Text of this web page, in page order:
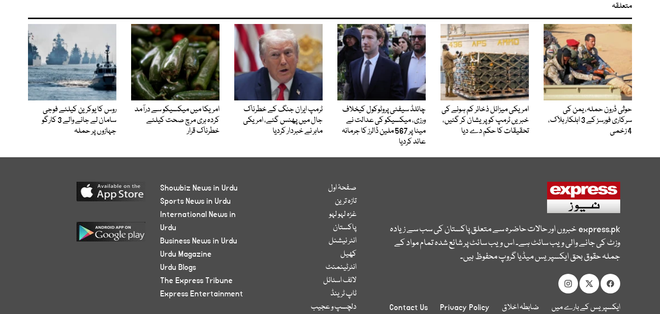
متعلقہ
حوثی ڈرون حملہ، یمن کی
سرکاری فورسز کے 3 اہلکار ہلاک،
4 زخمی
امریکی میزائل ذخائر کم ہونے کی
خبریں ٹرمپ کو پریشان کر گئیں،
تحقیقات کا حکم دے دیا
چائلڈ سیفٹی پروٹوکول کیخلاف
ورزی، میکسیکو کی عدالت نے
میٹا پر 567 ملین ڈالرز کا جرمانہ
عائد کردیا
ٹرمپ ایران جنگ کے خطرناک
جال میں پھنس گئے، امریکی
ماہر نے خبردار کردیا
امریکا میں میکسیکو سے درآمد
کردہ ہری مرچ صحت کیلئے
خطرناک قرار
روس کا یوکرین کیلئے فوجی
سامان لے جانے والے 3 کارگو
جہازوں پر حملہ
express.pkخبروں اور حالات حاضرہ سے متعلق پاکستان کی سب سے زیادہ
وزٹ کی جانے والی ویب سائٹ ہے۔ اس ویب سائٹ پر شائع شدہ تمام مواد کے
جملہ حقوق بحق ایکسپریس میڈیا گروپ محفوظ ہیں۔
ایکسپریس کے بارے میں ضابطہ اخلاق Privacy Policy
Contact Us
صفحۂ اول
تازہ ترین
غزہ لہو لہو
پاکستان
انٹر نیشنل
کھیل
انٹرٹینمنٹ
لائف اسٹائل
ٹاپ ٹرینڈ
دلچسپ و عجیب
Showbiz News in Urdu
Sports News in Urdu
International News in
Urdu
Business News in Urdu
Urdu Magazine
Urdu Blogs
The Express Tribune
Express Entertainment